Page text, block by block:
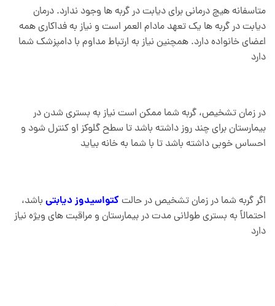
متاسفانه هیچ درمانی برای دیابت در گربه ها وجود ندارد. درمان
دیابت در گربه ها یک تعهد مادام العمر است و نیاز به فداکاری همه
اعضای خانواده دارد. همچنین نیاز به ارتباط مداوم با دامپزشک شما
دارد
در زمان تشخیص، گربه شما ممکن است نیاز به بستری شدن در
بیمارستان برای چند روز داشته باشد تا سطح گلوکز او کنترل شود و
احساس خوبی داشته باشد تا با شما به خانه بیاید
اگر گربه شما در زمان تشخیص در حالتکتواسیدوز دیابتی باشد،
احتمالاً به بستری طولانی مدت در بیمارستان و مراقبت های ویژه نیاز
دارد